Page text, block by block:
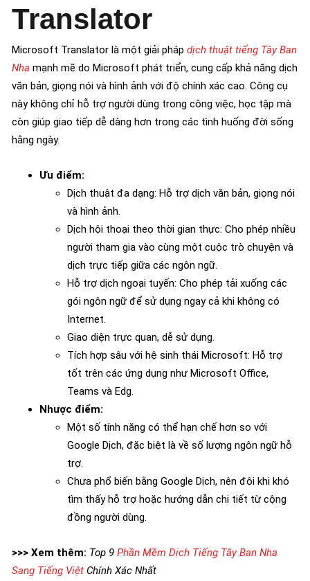
Translator
Microsoft Translator là một giải pháp dịch thuật tiếng Tây Ban
Nha mạnh mẽ do Microsoft phát triển, cung cấp khả năng dịch
văn bản, giọng nói và hình ảnh với độ chính xác cao. Công cụ
này không chỉ hỗ trợ người dùng trong công việc, học tập mà
còn giúp giao tiếp dễ dàng hơn trong các tình huống đời sống
hằng ngày.
Ưu điểm:
Dịch thuật đa dạng: Hỗ trợ dịch văn bản, giọng nói
và hình ảnh.
Dịch hội thoại theo thời gian thực: Cho phép nhiều
người tham gia vào cùng một cuộc trò chuyện và
dịch trực tiếp giữa các ngôn ngữ.
Hỗ trợ dịch ngoại tuyến: Cho phép tải xuống các
gói ngôn ngữ để sử dụng ngay cả khi không có
Internet.
Giao diện trực quan, dễ sử dụng.
Tích hợp sâu với hệ sinh thái Microsoft: Hỗ trợ
tốt trên các ứng dụng như Microsoft Office,
Teams và Edg.
Nhược điểm:
Một số tính năng có thể hạn chế hơn so với
Google Dịch, đặc biệt là về số lượng ngôn ngữ hỗ
trợ.
Chưa phổ biến bằng Google Dịch, nên đôi khi khó
tìm thấy hỗ trợ hoặc hướng dẫn chi tiết từ cộng
đồng người dùng.
>>> Xem thêm: Top 9 Phần Mềm Dịch Tiếng Tây Ban Nha
Sang Tiếng Việt Chính Xác Nhất